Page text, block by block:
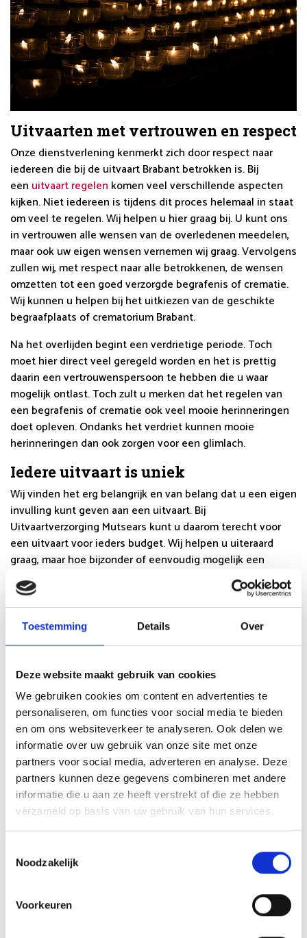
Toestemming Details Over
Deze website maakt gebruik van cookies
We gebruiken cookies om content en advertenties te
personaliseren, om functies voor social media te bieden
en om ons websiteverkeer te analyseren. Ook delen we
informatie over uw gebruik van onze site met onze
partners voor social media, adverteren en analyse. Deze
partners kunnen deze gegevens combineren met andere
informatie die u aan ze heeft verstrekt of die ze hebben
verzameld op basis van uw gebruik van hun services.
Noodzakelijk
Voorkeuren
Uitvaarten met vertrouwen en respect
Onze dienstverlening kenmerkt zich door respect naar
iedereen die bij de uitvaart Brabant betrokken is. Bij
een uitvaart regelen komen veel verschillende aspecten
kijken. Niet iedereen is tijdens dit proces helemaal in staat
om veel te regelen. Wij helpen u hier graag bij. U kunt ons
in vertrouwen alle wensen van de overledenen meedelen,
maar ook uw eigen wensen vernemen wij graag. Vervolgens
zullen wij, met respect naar alle betrokkenen, de wensen
omzetten tot een goed verzorgde begrafenis of crematie.
Wij kunnen u helpen bij het uitkiezen van de geschikte
begraafplaats of crematorium Brabant.
Na het overlijden begint een verdrietige periode. Toch
moet hier direct veel geregeld worden en het is prettig
daarin een vertrouwenspersoon te hebben die u waar
mogelijk ontlast. Toch zult u merken dat het regelen van
een begrafenis of crematie ook veel mooie herinneringen
doet opleven. Ondanks het verdriet kunnen mooie
herinneringen dan ook zorgen voor een glimlach.
Iedere uitvaart is uniek
Wij vinden het erg belangrijk en van belang dat u een eigen
invulling kunt geven aan een uitvaart. Bij
Uitvaartverzorging Mutsears kunt u daarom terecht voor
een uitvaart voor ieders budget. Wij helpen u uiteraard
graag, maar hoe bijzonder of eenvoudig mogelijk een
uitvaart eruit gaat zien, dat is aan u. Heeft u nog vragen?
Neem contact met ons op.
Uitvaartbegeleider in Brabant
Voor het regelen van de uitvaart Brabant heeft u voorkeur
adviseert en uw uitvaart van A tot Z regelt. U vindt deze
begeleiding bij Mutsaers Best. Wij adviseren en regelen
alle belangrijke zaken rondom de uitvaart en zorgen er zo
voor dat u tijd en energie houdt om waardig afscheid te
nemen.
Wij helpen u met:
Opbaring
Rouwdrukwerk
Foto en videoreportages
Bloemarrangementen
Laatste rustplaats compleet maken